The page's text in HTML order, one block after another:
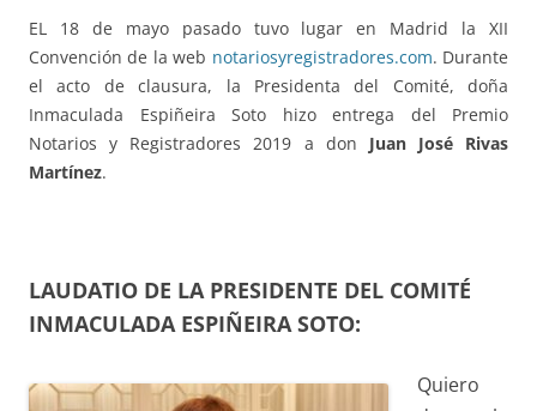
EL 18 de mayo pasado tuvo lugar en Madrid la XII
Convención de la web notariosyregistradores.com. Durante
el acto de clausura, la Presidenta del Comité, doña
Inmaculada Espiñeira Soto hizo entrega del Premio
Notarios y Registradores 2019 a don Juan José Rivas
Martínez.
LAUDATIO DE LA PRESIDENTE DEL COMITÉ
INMACULADA ESPIÑEIRA SOTO:
Quiero